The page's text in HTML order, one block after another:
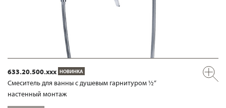
633.20.500.xxx НОВИНКА
Смеситель для ванны с душевым гарнитуром ½“
настенный монтаж